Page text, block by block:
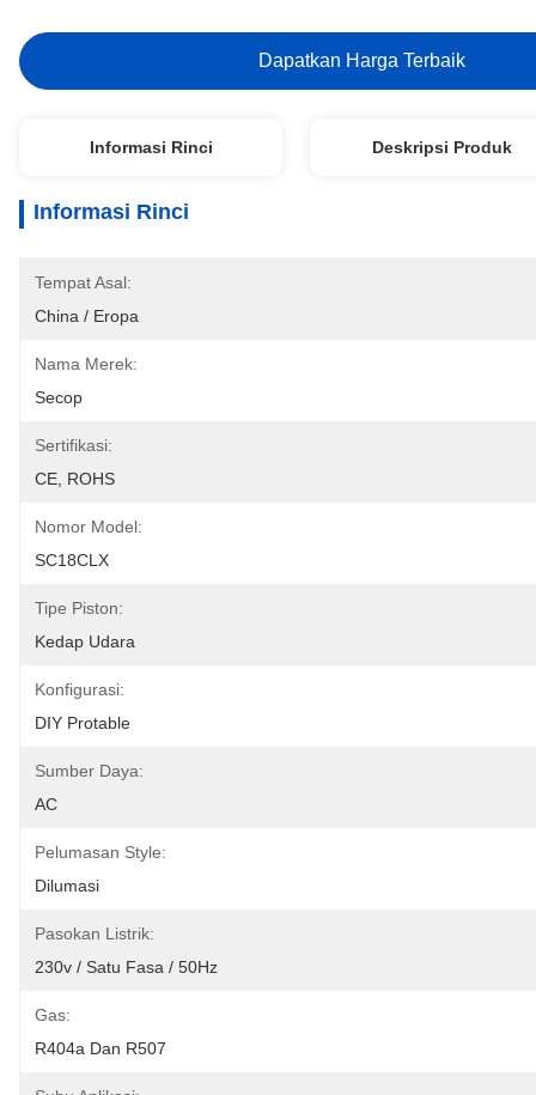
Dapatkan Harga Terbaik
Informasi Rinci Deskripsi Produk
Informasi Rinci
Tempat Asal:
China / Eropa
Nama Merek:
Secop
Sertifikasi:
CE, ROHS
Nomor Model:
SC18CLX
Tipe Piston:
Kedap Udara
Konfigurasi:
DIY Protable
Sumber Daya:
AC
Pelumasan Style:
Dilumasi
Pasokan Listrik:
230v / Satu Fasa / 50Hz
Gas:
R404a Dan R507